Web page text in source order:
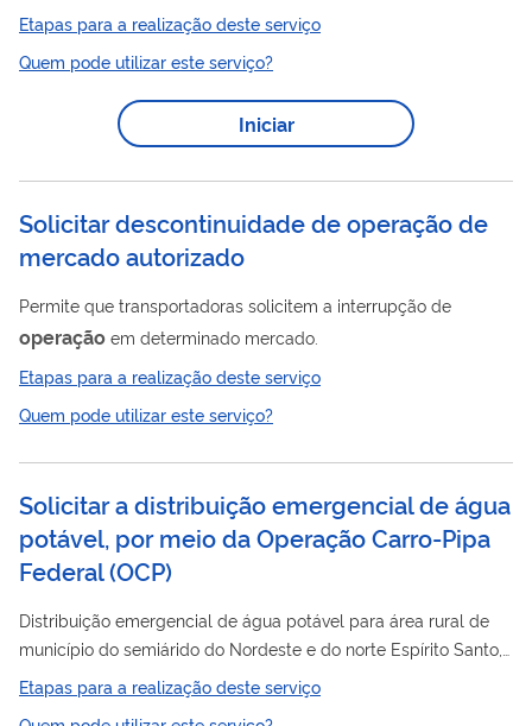
pertinentes, bem como seus aditamentos. Se aprovado, é
publicado ato em Diário Oficial da União (DOU).
Etapas para a realização deste serviço
Quem pode utilizar este serviço?
Iniciar
Solicitar descontinuidade de operação de
mercado autorizado
Permite que transportadoras solicitem a interrupção de
operação em determinado mercado.
Etapas para a realização deste serviço
Quem pode utilizar este serviço?
Solicitar a distribuição emergencial de água
potável, por meio da Operação Carro-Pipa
Federal(OCP)
Distribuição emergencial de água potável para área rural de
município do semiárido do Nordeste e do norte Espírito Santo,
devido à seca ou estiagem, pelaOperação
Etapas para a realização deste serviço